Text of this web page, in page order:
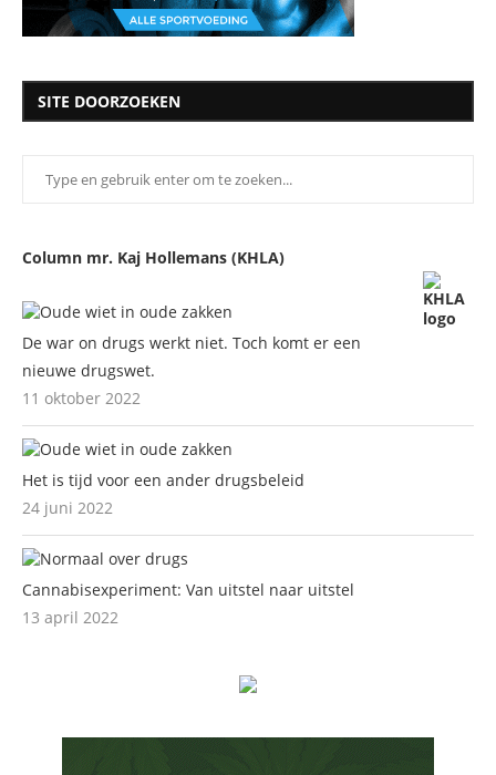
SITE DOORZOEKEN
Column mr. Kaj Hollemans (KHLA)
De war on drugs werkt niet. Toch komt er een
nieuwe drugswet.
11 oktober 2022
Het is tijd voor een ander drugsbeleid
24 juni 2022
Cannabisexperiment: Van uitstel naar uitstel
13 april 2022